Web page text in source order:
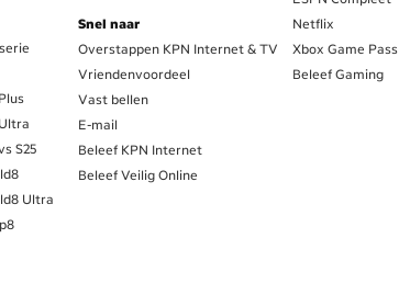
S25
Ultra
Snel naar
Overstappen KPN Internet & TV
Vriendenvoordeel
Vast bellen
E-mail
Beleef KPN Internet
Beleef Veilig Online
Netflix
Xbox Game Pass
Beleef Gaming